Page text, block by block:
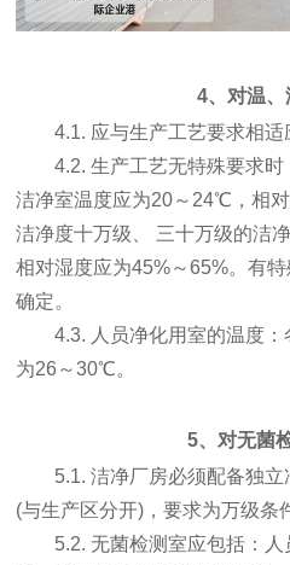
4、对温
4.1. 应与生产工艺要求相适
4.2. 生产工艺无特殊要求时
洁净室温度应为20～24℃，相
洁净度十万级、 三十万级的洁
相对湿度应为45%～65%。有
确定。
4.3. 人员净化用室的温度：
为26～30℃。
5、对无菌检
5.1. 洁净厂房必须配备独立
(与生产区分开)，要求为万级条
5.2. 无菌检测室应包括：人